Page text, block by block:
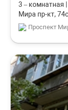
3 – комнатная
Мира пр-кт,
Проспект